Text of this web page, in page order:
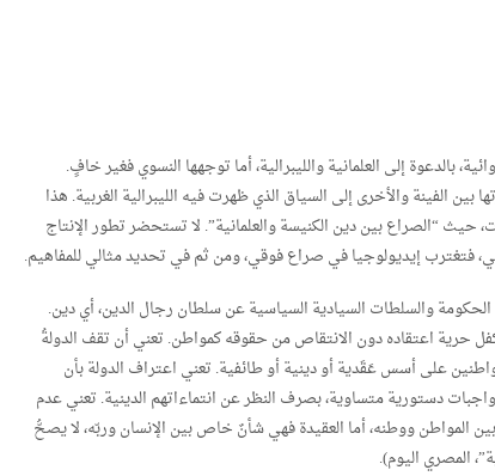
بالدعوة إلى العلمانية والليبرالية، أما توجهها النسوي فغير خافٍ.
بين الفينة والأخرى إلى السياق الذي ظهرت فيه الليبرالية الغربية. هذا
حيث “الصراع بين دين الكنيسة والعلمانية”. لا تستحضر تطور الإنتاج
فتغترب إيديولوجيا في صراع فوقي، ومن ثم في تحديد مثالي للمفاهيم.
والسلطات السيادية السياسية عن سلطان رجال الدين، أي دين.
حرية اعتقاده دون الانتقاص من حقوقه كمواطن. تعني أن تقف الدولةُ
على أسس عَقَدية أو دينية أو طائفية. تعني اعتراف الدولة بأن
دستورية متساوية، بصرف النظر عن انتماءاتهم الدينية. تعني عدم
المواطن ووطنه، أما العقيدة فهي شأنٌ خاص بين الإنسان وربّه، لا يصحُّ
المصري اليوم).